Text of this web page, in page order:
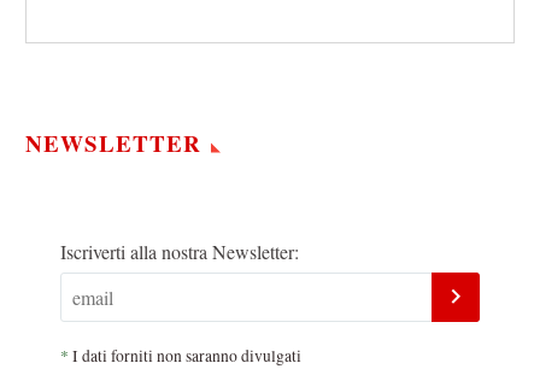
NEWSLETTER
Iscriverti alla nostra Newsletter:
* I dati forniti non saranno divulgati